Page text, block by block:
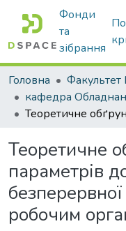
Фонди
та
зібрання
Головна
Теоретичне
параметрів
робочим